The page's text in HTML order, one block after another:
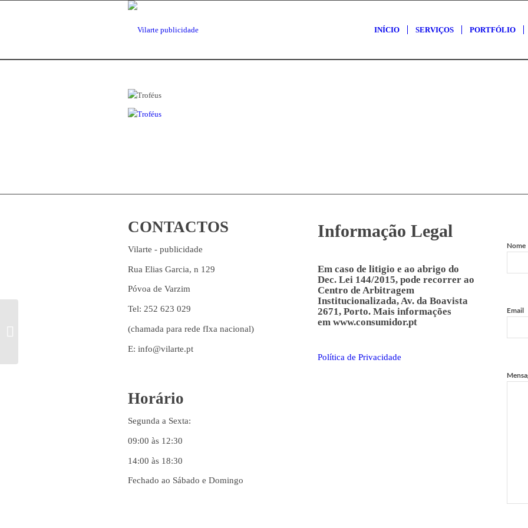
INÍCIO SERVIÇOS PORTFÓLIO
CONTACTOS
Vilarte - publicidade
Rua Elias Garcia, n 129
Póvoa de Varzim
Tel: 252 623 029
(chamada para rede fIxa nacional)
E: info@vilarte.pt
Horário
Segunda a Sexta:
09:00 às 12:30
14:00 às 18:30
Fechado ao Sábado e Domingo
Informação Legal
Em caso de litigio e ao abrigo do
Dec. Lei 144/2015, pode recorrer ao
Centro de Arbitragem
Institucionalizada, Av. da Boavista
2671, Porto. Mais informações
em www.consumidor.pt
Política de Privacidade
Nome
Email